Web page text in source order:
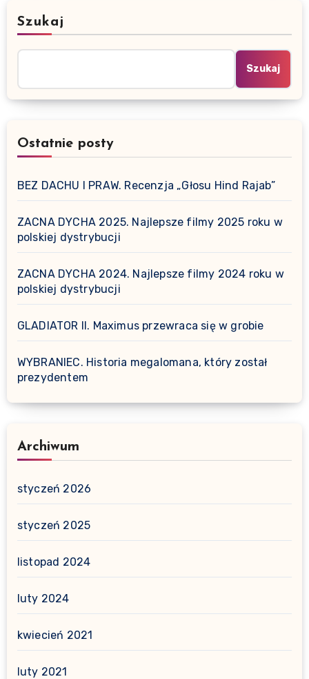
Szukaj
Szukaj
Ostatnie posty
BEZ DACHU I PRAW. Recenzja „Głosu Hind Rajab”
ZACNA DYCHA 2025. Najlepsze filmy 2025 roku w
polskiej dystrybucji
ZACNA DYCHA 2024. Najlepsze filmy 2024 roku w
polskiej dystrybucji
GLADIATOR II. Maximus przewraca się w grobie
WYBRANIEC. Historia megalomana, który został
prezydentem
Archiwum
styczeń 2026
styczeń 2025
listopad 2024
luty 2024
kwiecień 2021
luty 2021